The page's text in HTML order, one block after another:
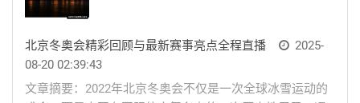
北京冬奥会精彩回顾与最新赛事亮点全程直播
2025-
08-20 02:39:43
文章摘要：2022年北京冬奥会不仅是一次全球冰雪运动的